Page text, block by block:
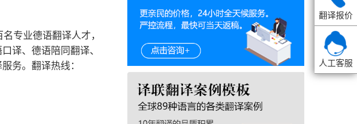
专业德语翻译人才，
译、德语陪同翻译、
务。翻译热线：
翻译报价
人工客服